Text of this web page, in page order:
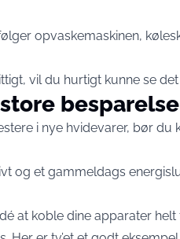
opvaskemaskinen,
vil du hurtigt kunne se
i nye hvidevarer, bør du
og et gammeldags
at koble dine apparater helt